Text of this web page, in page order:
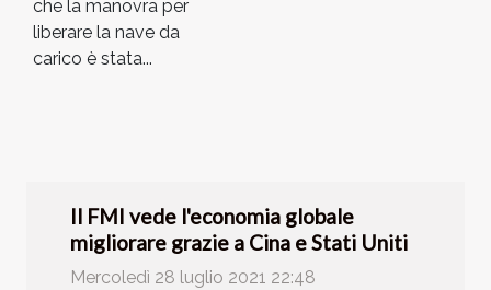
che la manovra per
liberare la nave da
carico è stata...
Il FMI vede l'economia globale
migliorare grazie a Cina e Stati Uniti
Mercoledì 28 luglio 2021 22:48